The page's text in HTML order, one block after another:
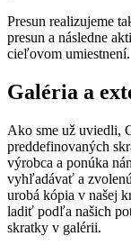
Presun realizujeme
presun a následne
cieľovom umiestnení.
Galéria a
Ako sme už uviedli,
preddefinovaných
výrobca a ponúka
vyhľadávať a
urobá kópia v našej
ladiť podľa našich
skratky v galérii.